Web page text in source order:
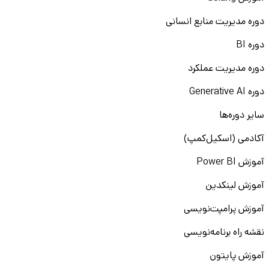
خانم‌ها در قم شامل مشاغل اداری، منشی‌گری، حسابداری،
تولید محتوا، فروش تلفنی، آموزش آنلاین و... هستند که
بازاریابی، انبارداری، پشتیبانی و مدیریت پروژه در دسترس
است. بسیاری از این فرصت‌ها در قالب
اعلام می‌شوند.
به‌دنبال شغل پاره‌وقت یا دورکاری برای کسب درآمد و تجربه
کاری هستید، دانشکار آگهی‌هایی از شرکت‌های دانش‌بنیان
درسی شما تنظیم شده‌اند.
این تنوع در آگهی‌ها نشان‌دهنده رشد و پویایی فضای
جنسیت، مقطع تحصیلی، نوع همکاری و حوزه شغلی، بهترین
فرصت شغلی در قم
دوره مدیریت منابع انسانی
دوره BI
دوره مدیریت عملکرد
دوره Generative AI
سایر دوره‌ها
آکادمی (اسکیل‌کمپ)
آموزش Power BI
آموزش لینکدین
آموزش پرامپت‌نویسی
نقشه راه برنامه‌نویسی
آموزش پایتون